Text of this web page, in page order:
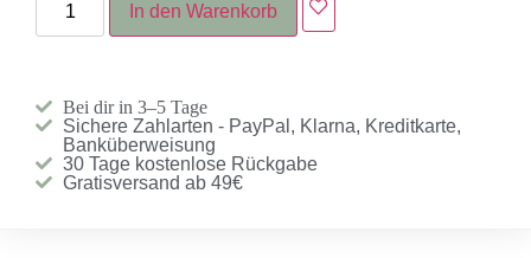
In den Warenkorb
Bei dir in 3–5 Tage
Sichere Zahlarten - PayPal, Klarna, Kreditkarte,
Banküberweisung
30 Tage kostenlose Rückgabe
Gratisversand ab 49€